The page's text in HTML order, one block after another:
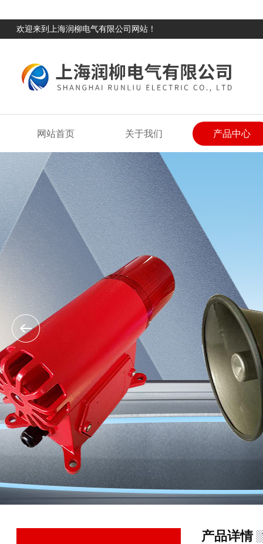
欢迎来到上海润柳电气有限公司网站！
网站首页 关于我们 产品中心
产品详情